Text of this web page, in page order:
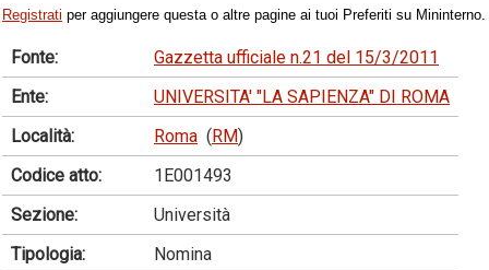
Registrati per aggiungere questa o altre pagine ai tuoi Preferiti su Mininterno.
Fonte:
Gazzetta ufficiale n.21 del 15/3/2011
Ente:
UNIVERSITA' "LA SAPIENZA" DI ROMA
Località:
Roma (RM)
Codice atto:
1E001493
Sezione:
Università
Tipologia:
Nomina